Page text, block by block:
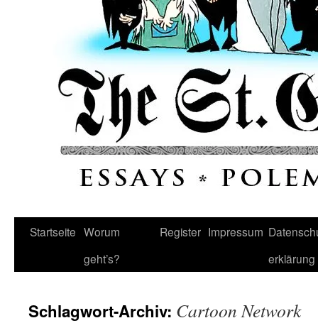
Startseite Worum
geht’s?
Register Impressum
erklärung
Schlagwort-Archiv: Cartoon Network